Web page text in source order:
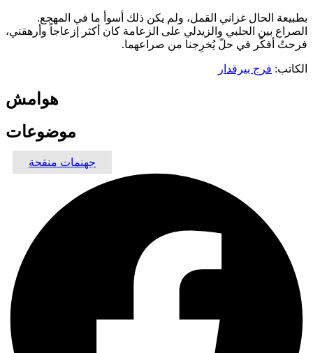
بطبيعة الحال غزاني القمل، ولم يكن ذلك أسوأ ما في المهجع.
الصراع بين الحلبي والزيدلي على الزعامة كان أكثر إزعاجاً وأرهقني،
فرحتُ أفكّر في حلّ يُخرِجنا من صراعهما.
الكاتب: فرج بيرقدار
هوامش
موضوعات
جهنمات منقحة